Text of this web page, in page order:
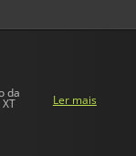
da Ler mais